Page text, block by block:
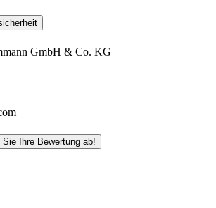
GmbH & Co. KG
Sie Ihre Bewertung ab!